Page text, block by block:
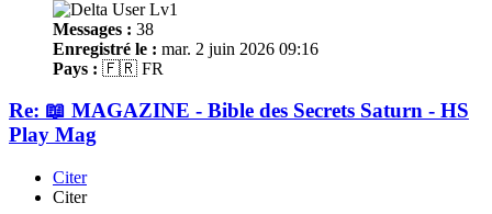
Messages : 38
Enregistré le : mar. 2 juin 2026 09:16
Pays : 🇫🇷 FR
Re: 📖 MAGAZINE - Bible des Secrets Saturn - HS
Play Mag
Citer
Citer